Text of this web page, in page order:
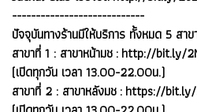
----------------------------
ปัจจุบันทางร้านมีให้บริการ ทั้งหมด 5 สาข
สาขาที่ 1 : สาขาหน้ามช : http://bit.ly/
(เปิดทุกวัน เวลา 13.00-22.00น.)
สาขาที่ 2 : สาขาหลังมช : https://bit.ly/